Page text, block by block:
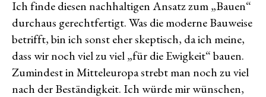
Ich finde diesen nachhaltigen Ansatz zum „Bauen“
durchaus gerechtfertigt. Was die moderne Bauweise
betrifft, bin ich sonst eher skeptisch, da ich meine,
dass wir noch viel zu viel „für die Ewigkeit“ bauen.
Zumindest in Mitteleuropa strebt man noch zu viel
nach der Beständigkeit. Ich würde mir wünschen,